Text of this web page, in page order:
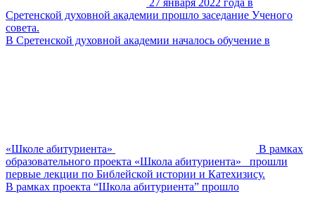
Сретенской духовной академии прошло заседание Ученого
совета.
В Сретенской духовной академии началось обучение в
«Школе абитуриента»
В рамках
образовательного проекта «Школа абитуриента» прошли
первые лекции по Библейской истории и Катехизису.
В рамках проекта “Школа абитуриента” прошло